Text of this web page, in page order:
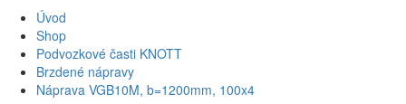
Úvod
Shop
Podvozkové časti KNOTT
Brzdené nápravy
Náprava VGB10M, b=1200mm, 100x4